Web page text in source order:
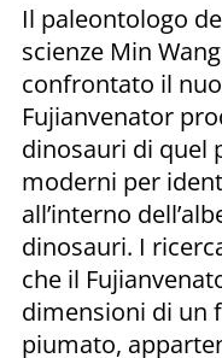
Il paleontologo
scienze Min
confrontato il
Fujianvenator
dinosauri di quel
moderni per
all’interno
dinosauri. I
che il
dimensioni di un
piumato,